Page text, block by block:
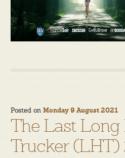
Posted on Monday 9 August 2021
The Last Long
Trucker